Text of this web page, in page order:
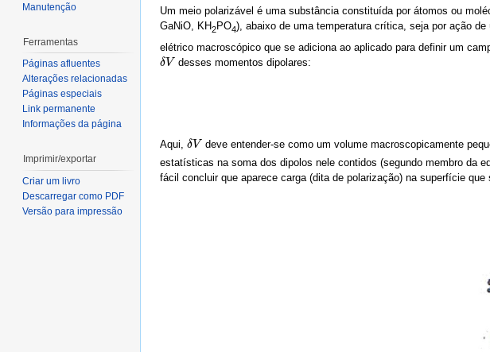
Um meio polarizável é uma substância constituída por átomos ou
GaNiO, KH2PO4), abaixo de uma temperatura crítica, seja por ação
elétrico macroscópico que se adiciona ao aplicado para definir um
δV
δV desses momentos dipolares:
Aqui, δV
δV deve entender-se como um volume macroscopicamente
estatísticas na soma dos dipolos nele contidos (segundo membro da
fácil concluir que aparece carga (dita de polarização) na superfície que
Manutenção
Ferramentas
Páginas afluentes
Alterações relacionadas
Páginas especiais
Link permanente
Informações da página
Imprimir/exportar
Criar um livro
Descarregar como PDF
Versão para impressão